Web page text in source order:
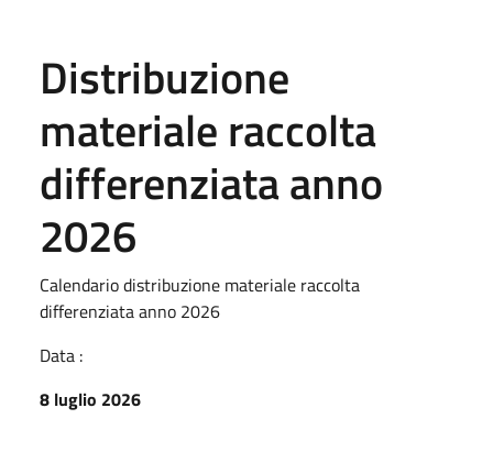
Distribuzione
materiale raccolta
differenziata anno
2026
Calendario distribuzione materiale raccolta
differenziata anno 2026
Data :
8 luglio 2026